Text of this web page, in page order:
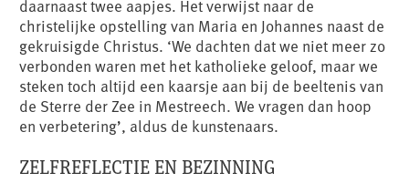
daarnaast twee aapjes. Het verwijst naar de
christelijke opstelling van Maria en Johannes naast de
gekruisigde Christus. ‘We dachten dat we niet meer zo
verbonden waren met het katholieke geloof, maar we
steken toch altijd een kaarsje aan bij de beeltenis van
de Sterre der Zee in Mestreech. We vragen dan hoop
en verbetering’, aldus de kunstenaars.
ZELFREFLECTIE EN BEZINNING